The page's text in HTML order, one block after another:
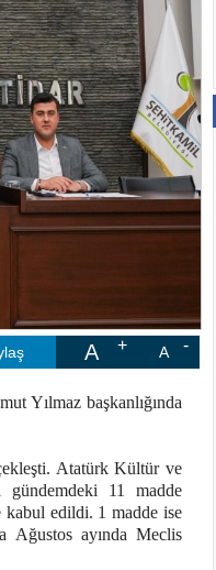
A A
Yılmaz başkanlığında
Atatürk Kültür ve
gündemdeki 11 madde
kabul edildi. 1 madde ise
ayında Meclis